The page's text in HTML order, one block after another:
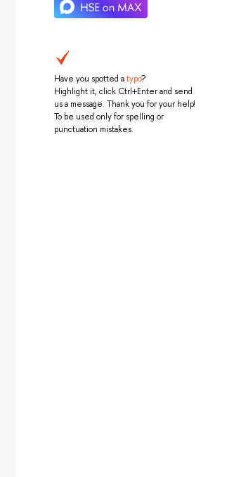
Have you spotted atypo?
Highlight it, click Ctrl+Enter and send
us a message. Thank you for your help!
To be used only for spelling or
punctuation mistakes.